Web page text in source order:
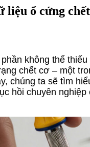
liệu ổ cứng
không thể
chết cơ – một
chúng ta sẽ tìm
hồi chuyên